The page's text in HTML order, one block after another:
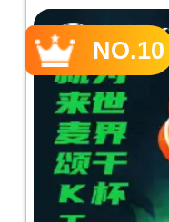
NO.10